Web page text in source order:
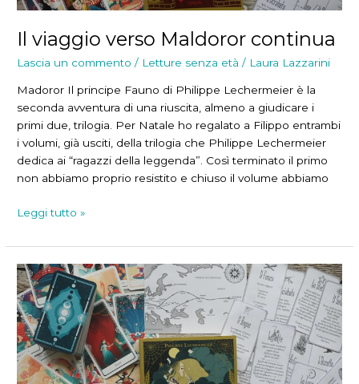
Il viaggio verso Maldoror continua
Lascia un commento / Letture senza età / Laura Lazzarini
Madoror Il principe Fauno di Philippe Lechermeier è la
seconda avventura di una riuscita, almeno a giudicare i
primi due, trilogia. Per Natale ho regalato a Filippo entrambi
i volumi, già usciti, della trilogia che Philippe Lechermeier
dedica ai “ragazzi della leggenda”. Così terminato il primo
non abbiamo proprio resistito e chiuso il volume abbiamo
Il
verso
Maldoror
continua
Leggi tutto »